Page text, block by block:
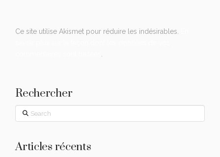
Ce site utilise Akismet pour réduire les indésirables.
.
Rechercher
Search
Articles récents